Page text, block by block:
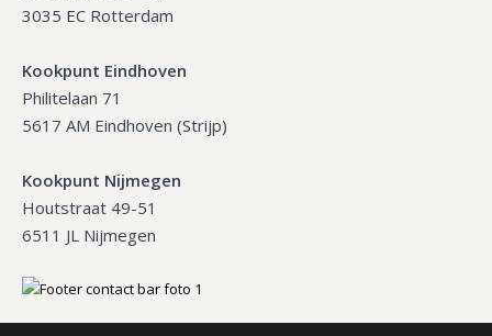
3035 EC Rotterdam
Kookpunt Eindhoven
Philitelaan 71
5617 AM Eindhoven (Strijp)
Kookpunt Nijmegen
Houtstraat 49-51
6511 JL Nijmegen